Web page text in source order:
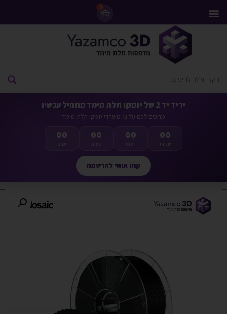
0
יריד יד 2 של יזמקו תלת מימד מתחיל עכשיו
מחכים לכם על גג משרדי יזמקו תלת מימד
00
ימים
00
שעות
00
דקות
00
שניות
קחו אותי להרשמה